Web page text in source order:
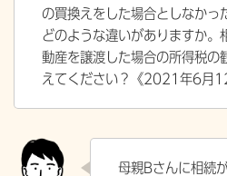
の買換えをした場合としなかっ
どのような違いがありますか。
動産を譲渡した場合の所得税の
えてください？《2021年6月
母親Bさんに相続